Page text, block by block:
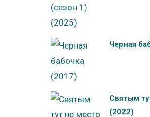
Черная
Святым
(2022)